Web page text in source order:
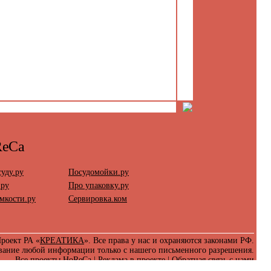
Посудомойки.ру
Про упаковку.ру
Сервировка.ком
РА «КРЕАТИКА». Все права у нас и охраняются законами РФ.
любой информации только с нашего письменного разрешения.
Все проекты HoReCa|Реклама в проекте|Обратная связь с нами